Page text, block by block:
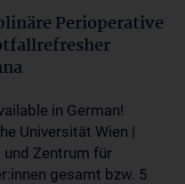
Perioperative
in German!
Universität Wien |
und Zentrum für
gesamt bzw. 5